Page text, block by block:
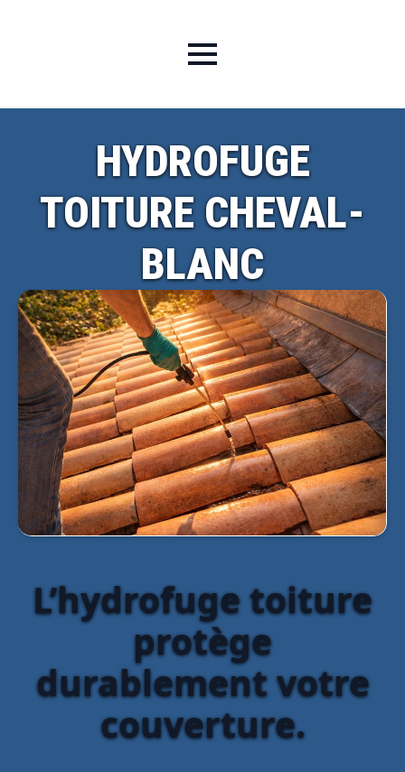
HYDROFUGE
TOITURE CHEVAL-
BLANC
L’hydrofuge toiture
protège
durablement votre
couverture.